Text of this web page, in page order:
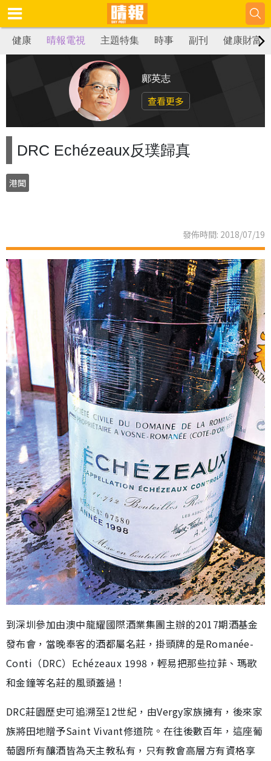
健康 晴報電視 主題特集 時事 副刊 健康財富
鄺英志
查看更多
DRC Echézeaux反璞歸真
港聞
發佈時間: 2018/07/19
到深圳參加由澳中龍耀國際酒業集團主辦的2017期酒基金
發布會，當晚奉客的酒都屬名莊，掛頭牌的是Romanée-
Conti（DRC）Echézeaux 1998，輕易把那些拉菲、瑪歌
和金鐘等名莊的風頭蓋過！
DRC莊園歷史可追溯至12世紀，由Vergy家族擁有，後來家
族將田地贈予Saint Vivant修道院。在往後數百年，這座葡
萄園所有釀酒皆為天主教私有，只有教會高層方有資格享